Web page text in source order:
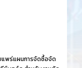
แพร่แผนการจัดซื้อจัด